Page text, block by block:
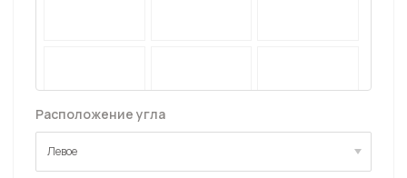
Расположение угла
Левое